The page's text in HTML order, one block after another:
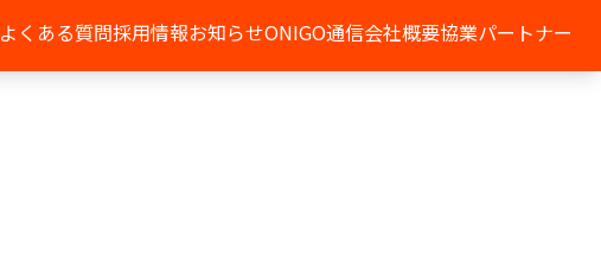
よくある質問採用情報お知らせONIGO通信会社概要協業パートナー